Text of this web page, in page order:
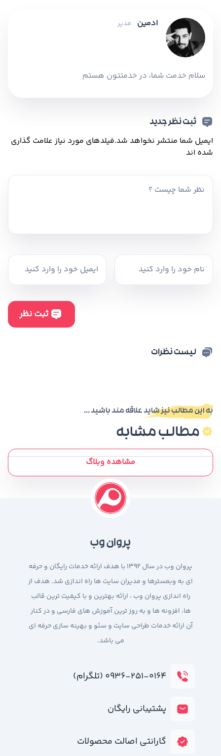
ادمین مدیر
سلام خدمت شما، در خدمتتون هستم
ثبت نظر جدید
ایمیل شما منتشر نخواهد شد.فیلدهای مورد نیاز علامت گذاری
شده اند
لیست نظرات
به این مطالب نیز شاید علاقه مند باشید ...
مطالب مشابه
مشاهده وبلاگ
پروان وب
پروان وب در سال 1392 با هدف ارائه خدمات رایگان و حرفه
ای به وبمسترها و مدیران سایت ها راه اندازی شد. هدف از
راه اندازی پروان وب ، ارائه بهترین و با کیفیت ترین قالب
ها، افزونه ها و به روز ترین آموزش های فارسی و در کنار
آن ارائه خدمات طراحی سایت و سئو و بهینه سازی حرفه ای
می باشد.
۰۹۳۶-۲۵۱-۰۱۶۴ (تلگرام)
پشتیبانی رایگان
گارانتی اصالت محصولات